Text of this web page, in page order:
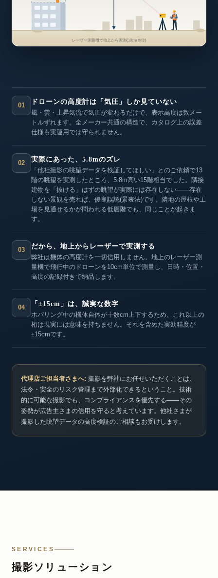
レーザー測量機で地上から実測(10cm単位)
01 ドローンの高度計は「気圧」しか見ていない
風・雲・上昇気流で気圧が変わるだけで、表示高度は数メー
トルずれます。全メーカー共通の構造で、カタログ上の誤差
仕様も実運用では守られません。
02 実際にあった、5.8mのズレ
「他社撮影の眺望データを検証してほしい」とのご依頼で13
階の眺望を実測したところ、5.8m高い15階相当でした。隣接
建物を「抜ける」はずの眺望が実際には存在しない——存在
しない景観を売れば、優良誤認(景表法)です。隣地の屋根や工
場を見通せるかが問われる低層階でも、同じことが起きま
す。
03 だから、地上からレーザーで実測する
弊社は機体の高度計を一切信用しません。地上のレーザー測
量機で飛行中のドローンを10cm単位で測量し、日時・位置・
高度の記録付きで納品します。
04 「±15cm」は、誠実な数字
ホバリング中の機体自体が十数cm上下するため、これ以上の
桁は現実には意味を持ちません。それを含めた実効精度が
±15cmです。
代理店ご担当者さまへ: 撮影を弊社にお任せいただくことは、
法令・安全のリスク管理まで外部化できるということ。技術
的に可能な撮影でも、コンプライアンスを優先する——その
姿勢が広告主さまの信用を守ると考えています。他社さまが
撮影した眺望データの高度検証のご相談もお受けします。
SERVICES
撮影ソリューション